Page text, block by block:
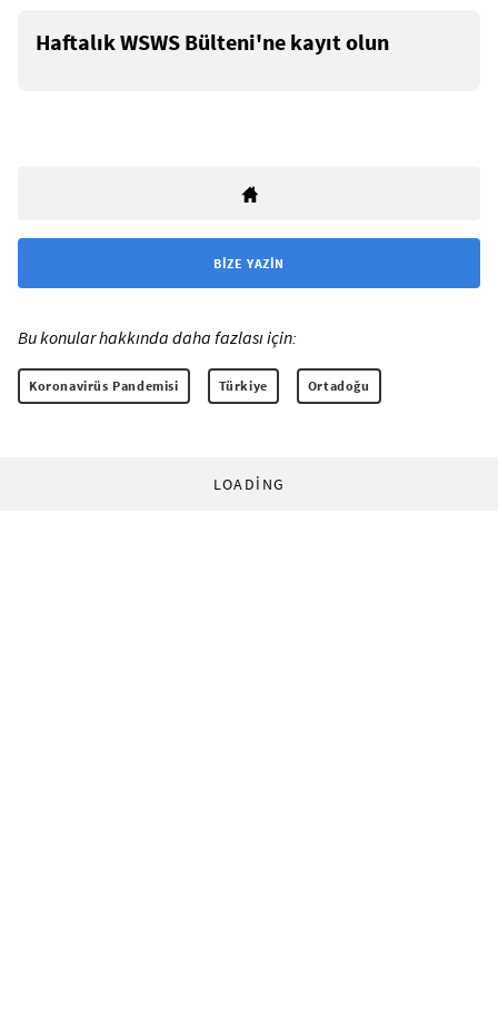
Haftalık WSWS Bülteni'ne kayıt olun
BIZE YAZIN
Bu konular hakkında daha fazlası için:
Koronavirüs Pandemisi Türkiye Ortadoğu
LOADING